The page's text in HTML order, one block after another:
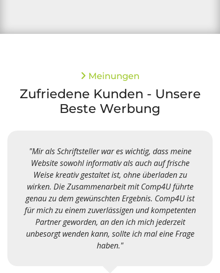
Zufriedene Kunden - Unsere
Beste Werbung
Meinungen
meine
frische
führte
ist
Frage
"Seit mehr als zehn Jahren betreut
Firmennetzwerk. Das Unternehmen hat
stets als verlässlicher Partner erwiesen.
vertrauen wir den Mitarbeitern
gesamten IT-Support an. Die Erstellung
Homepage und des Intranets hat
kompetent und zügig realisiert.
ich die kurzen Wege und die
Unterstützung auf allen